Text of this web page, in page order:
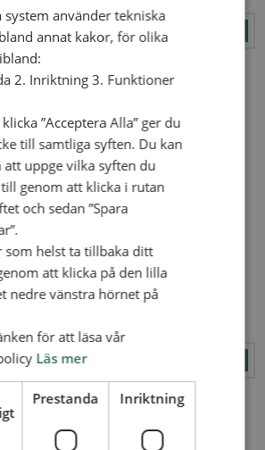
för al­ter­na­tiv andlighet –
Järna, satsar vi på en omstart
Vi vill på ett relevant sätt
bär, mitt i det enorma utbud
och va­ri­a­tio­ner som finns
i Båstad har växt vidare
i samma kommun. Här
system använder tekniska
annat kakor, för olika
2. Inriktning 3. Funktioner
”Acceptera Alla” ger du
till samtliga syften. Du kan
att uppge vilka syften du
genom att klicka i rutan
och sedan ”Spara
som helst ta tillbaka ditt
att klicka på den lilla
nedre vänstra hörnet på
för att läsa vår
Läs mer
Prestanda Inriktning